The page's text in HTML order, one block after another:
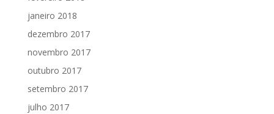
janeiro 2018
dezembro 2017
novembro 2017
outubro 2017
setembro 2017
julho 2017